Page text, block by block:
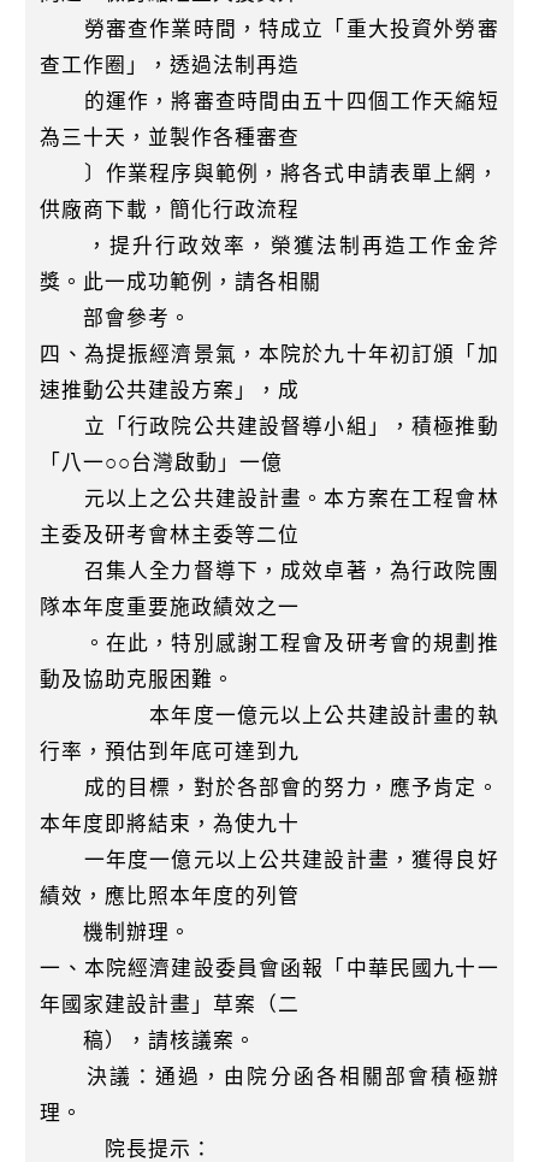
勞審查作業時間，特成立「重大投資外勞審
查工作圈」，透過法制再造
的運作，將審查時間由五十四個工作天縮短
為三十天，並製作各種審查
〕作業程序與範例，將各式申請表單上網，
供廠商下載，簡化行政流程
，提升行政效率，榮獲法制再造工作金斧
獎。此一成功範例，請各相關
部會參考。
四、為提振經濟景氣，本院於九十年初訂頒「加
速推動公共建設方案」，成
立「行政院公共建設督導小組」，積極推動
「八一○○台灣啟動」一億
元以上之公共建設計畫。本方案在工程會林
主委及研考會林主委等二位
召集人全力督導下，成效卓著，為行政院團
隊本年度重要施政績效之一
。在此，特別感謝工程會及研考會的規劃推
動及協助克服困難。
本年度一億元以上公共建設計畫的執
行率，預估到年底可達到九
成的目標，對於各部會的努力，應予肯定。
本年度即將結束，為使九十
一年度一億元以上公共建設計畫，獲得良好
績效，應比照本年度的列管
機制辦理。
一、本院經濟建設委員會函報「中華民國九十一
年國家建設計畫」草案（二
稿），請核議案。
決議：通過，由院分函各相關部會積極辦
理。
院長提示：